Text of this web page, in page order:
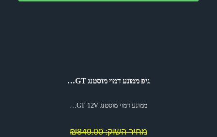
גיפ ממונע דמוי מוסטנג GT…
ממונע דמוי מוסטנג GT 12V…
מחיר השוק: ₪849.00